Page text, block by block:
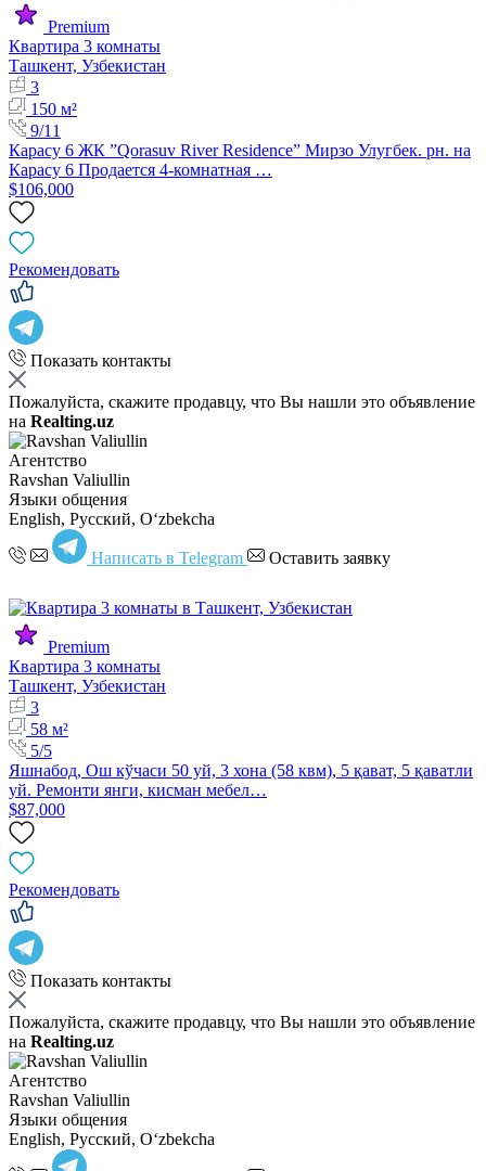
Premium
Квартира 3 комнаты
Ташкент, Узбекистан
3
150 м²
9/11
Карасу 6 ЖК ”Qorasuv River Residence” Мирзо Улугбек. рн. на
Карасу 6 Продается 4-комнатная …
$106,000
Рекомендовать
Показать контакты
Пожалуйста, скажите продавцу, что Вы нашли это объявление
на Realting.uz
Агентство
Ravshan Valiullin
Языки общения
English, Русский, Oʻzbekcha
Написать в Telegram Оставить заявку
Premium
Квартира 3 комнаты
Ташкент, Узбекистан
3
58 м²
5/5
Яшнабод, Ош кўчаси 50 уй, 3 хона (58 квм), 5 қават, 5 қаватли
уй. Ремонти янги, кисман мебел…
$87,000
Рекомендовать
Показать контакты
Пожалуйста, скажите продавцу, что Вы нашли это объявление
на Realting.uz
Агентство
Ravshan Valiullin
Языки общения
English, Русский, Oʻzbekcha